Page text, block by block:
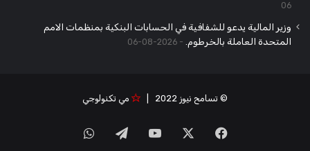
06
وزير المالية يدعو للشفافية في الحسابات البنكية بمنظمات الامم
المتحدة العاملة بالخرطوم.
2026-08-06
© تسامح نيوز 2022 | مي تكنولوجي
فيسبوك ‫YouTubeتيلقرامواتساب